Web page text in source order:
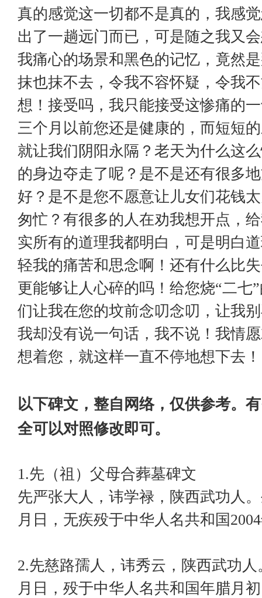
真的感觉这一切都不是真的，我感
出了一趟远门而已，可是随之我又
我痛心的场景和黑色的记忆，竟然
抹也抹不去，令我不容怀疑，令我
想！接受吗，我只能接受这惨痛的
三个月以前您还是健康的，而短短
就让我们阴阳永隔？老天为什么这
的身边夺走了呢？是不是还有很多
好？是不是您不愿意让儿女们花钱
匆忙？有很多的人在劝我想开点，
实所有的道理我都明白，可是明白
轻我的痛苦和思念啊！还有什么比
更能够让人心碎的吗！给您烧“二七
们让我在您的坟前念叨念叨，让我
我却没有说一句话，我不说！我情
想着您，就这样一直不停地想下去！
以下碑文，整自网络，仅供参考。
全可以对照修改即可。
1.先（祖）父母合葬墓碑文
先严张大人，讳学禄，陕西武功人
月日，无疾殁于中华人名共和国
2.先慈路孺人，讳秀云，陕西武功
月日，殁于中华人名共和国年腊月